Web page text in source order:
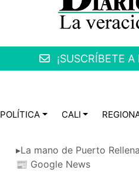
¡SUSCRÍBETE
POLÍTICA CALI
▸La mano de Puerto
📰 Google News